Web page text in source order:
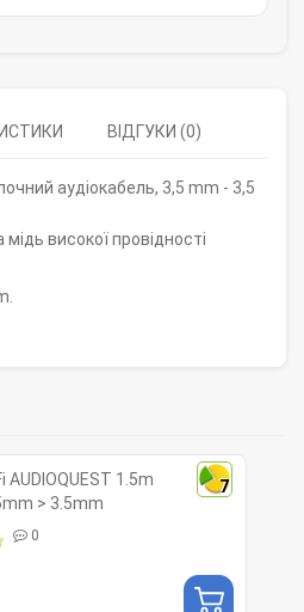
ВІДГУКИ (0)
аудіокабель, 3,5 mm - 3,5
високої провідності
7
AUDIOQUEST 1.5m
> 3.5mm
0